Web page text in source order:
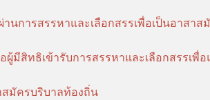
นการสรรหาและเลือกสรรเพื่อเป็นอาสาส
มีสิทธิเข้ารับการสรรหาและเลือกสรรเพื่อ
สมัครบริบาลท้องถิ่น